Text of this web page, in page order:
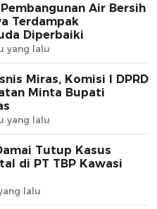
Air Bersih
Terdampak
Diperbaiki
yang lalu
Miras, Komisi I DPRD
Minta Bupati
yang lalu
Tutup Kasus
di PT TBP Kawasi
lalu